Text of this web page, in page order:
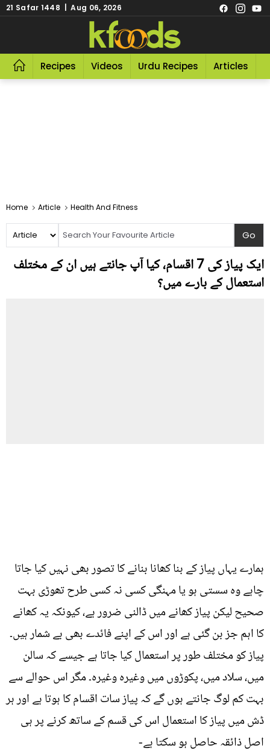
21 Safar 1448 | Aug 06, 2026
Recipes Videos Urdu Recipes Articles
Home Article Health And Fitness
ایک پیاز کی 7 اقسام، کیا آپ جانتے ہیں ان کے مختلف
استعمال کے بارے میں؟
ہمارے یہاں پیاز کے بنا کھانا بنانے کا تصور بھی نہیں کیا جاتا
چاہے وہ سستی ہو یا مہنگی کسی نہ کسی طرح تھوڑی بہت
صحیح لیکن پیاز کھانے میں ڈالنی ضرور ہے، کیونکہ یہ کھانے
کا اہم جز بن گئی ہے اور اس کے اپنے فائدے بھی بے شمار ہیں۔
پیاز کو مختلف طور پر استعمال کیا جاتا ہے جیسے کہ سالن
میں، سلاد میں، پکوڑوں میں وغیرہ وغیرہ۔ مگر اس حوالے سے
بہت کم لوگ جانتے ہوں گے کہ پیاز سات اقسام کا ہوتا ہے اور ہر
ڈش میں پیاز کا استعمال اس کی قسم کے ساتھ کرنے پر ہی
اصل ذائقہ حاصل ہو سکتا ہے-